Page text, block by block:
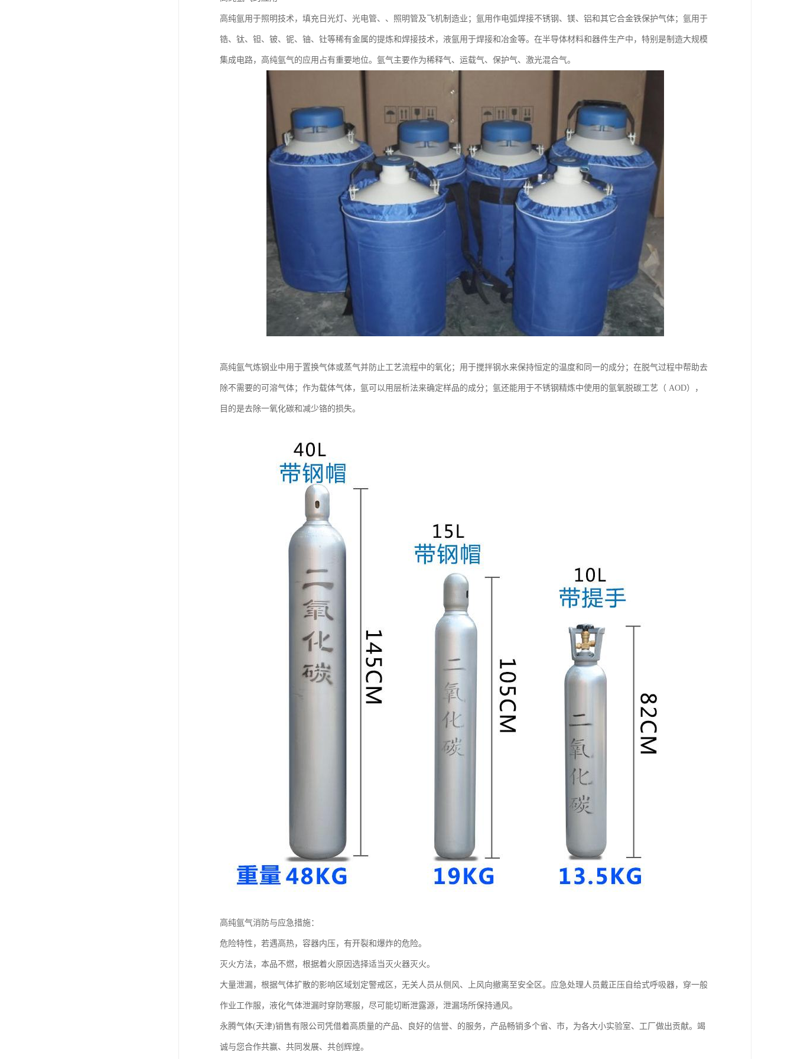
高纯氩用于照明技术，填充日光灯、光电管、、照明管及飞机制造业；氩用作电弧焊接不锈钢、镁、铝和其它合金铁保护气体；氩用于
锆、钛、钽、铍、铌、铀、钍等稀有金属的提炼和焊接技术，液氩用于焊接和冶金等。在半导体材料和器件生产中，特别是制造大规模
集成电路，高纯氩气的应用占有重要地位。氩气主要作为稀释气、运载气、保护气、激光混合气。
高纯氩气炼钢业中用于置换气体或蒸气并防止工艺流程中的氧化；用于搅拌钢水来保持恒定的温度和同一的成分；在脱气过程中帮助去
除不需要的可溶气体；作为载体气体，氩可以用层析法来确定样品的成分；氩还能用于不锈钢精炼中使用的氩氧脱碳工艺（ AOD），
目的是去除一氧化碳和减少铬的损失。
高纯氩气消防与应急措施：
危险特性，若遇高热，容器内压，有开裂和爆炸的危险。
灭火方法，本品不燃，根据着火原因选择适当灭火器灭火。
大量泄漏，根据气体扩散的影响区域划定警戒区，无关人员从侧风、上风向撤离至安全区。应急处理人员戴正压自给式呼吸器，穿一般
作业工作服，液化气体泄漏时穿防寒服，尽可能切断泄露源，泄漏场所保持通风。
永腾气体(天津)销售有限公司凭借着高质量的产品、良好的信誉、的服务，产品畅销多个省、市，为各大小实验室、工厂做出贡献。竭
诚与您合作共赢、共同发展、共创辉煌。